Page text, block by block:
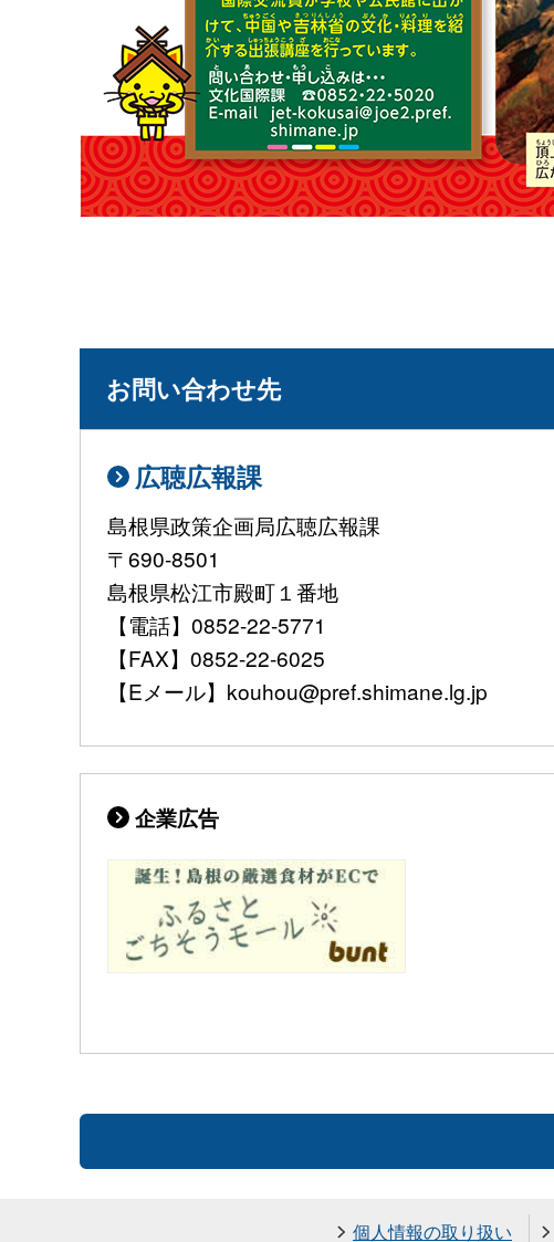
お問い合わせ先
広聴広報課
島根県政策企画局広聴広報課
〒690-8501
島根県松江市殿町１番地
【電話】0852-22-5771
【FAX】0852-22-6025
【Eメール】kouhou@pref.shimane.lg.jp
企業広告
個人情報の取り扱い